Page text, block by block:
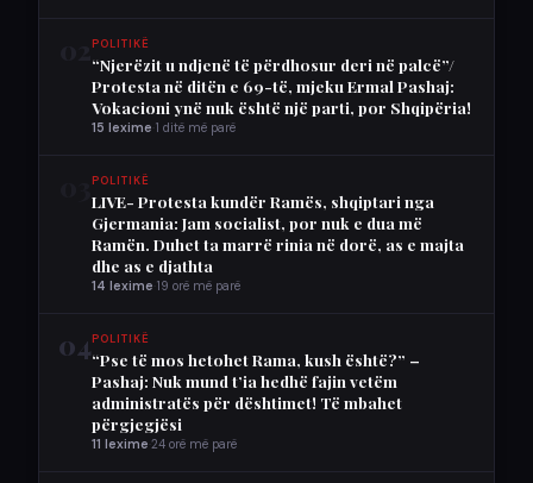
POLITIKË
“Njerëzit u ndjenë të përdhosur deri në palcë”/
Protesta në ditën e 69-të, mjeku Ermal Pashaj:
Vokacioni ynë nuk është një parti, por Shqipëria!
15 lexime 1 ditë më parë
POLITIKË
LIVE- Protesta kundër Ramës, shqiptari nga
Gjermania: Jam socialist, por nuk e dua më
Ramën. Duhet ta marrë rinia në dorë, as e majta
dhe as e djathta
14 lexime 19 orë më parë
04POLITIKË
“Pse të mos hetohet Rama, kush është?” –
Pashaj: Nuk mund t’ia hedhë fajin vetëm
administratës për dështimet! Të mbahet
përgjegjësi
11 lexime 24 orë më parë